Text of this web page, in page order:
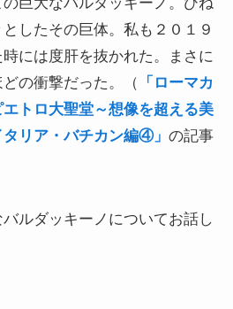
妻と歩んだ運命の旅～狂気と愛
劇場都市ローマの魅力とベルニ
スの絶滅戦争
したその巨体。私も２０１９
には度肝を抜かれた。まさに
の衝撃だった。（
「ローマカ
エトロ大聖堂～想像を超える美
リア・バチカン編④」 の記事
ルダッキーノについてお話し